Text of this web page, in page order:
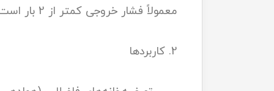
معمولاً فشار خروجی کمتر از 2 بار است، اما دبی بسیار بالا ارائه می‌دهد.
2. کاربردها